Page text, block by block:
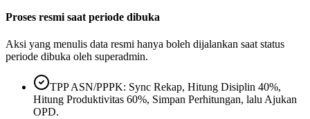
Proses resmi saat periode dibuka
Aksi yang menulis data resmi hanya boleh dijalankan saat status
periode dibuka oleh superadmin.
TPP ASN/PPPK: Sync Rekap, Hitung Disiplin 40%,
Hitung Produktivitas 60%, Simpan Perhitungan, lalu Ajukan
OPD.